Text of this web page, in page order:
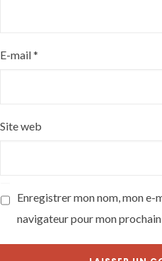
E-mail*
Site web
Enregistrer mon nom, mon e-
navigateur pour mon